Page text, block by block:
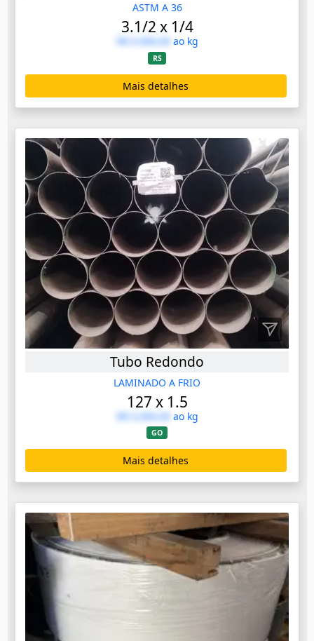
ASTM A 36
3.1/2 x 1/4
R$ 0.000,00 ao kg
RS
Mais detalhes
Tubo Redondo
LAMINADO A FRIO
127 x 1.5
R$ 0.000,00 ao kg
GO
Mais detalhes